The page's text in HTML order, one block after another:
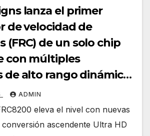
lanza el primer
de velocidad de
(FRC) de un solo chip
con múltiples
de alto rango dinámico
alta definición (Ultra
ADMIN
eleva el nivel con nuevas
conversión ascendente Ultra HD